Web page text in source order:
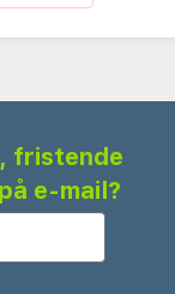
fristende
e-mail?